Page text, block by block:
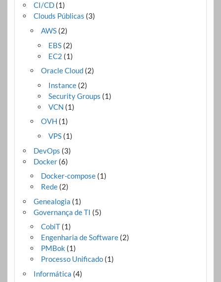
CI/CD(1)
Clouds Públicas (3)
AWS(2)
EBS (2)
EC2 (1)
Oracle Cloud(2)
Instance (2)
Security Groups (1)
VCN (1)
OVH (1)
VPS (1)
DevOps (3)
Docker(6)
Docker-compose(1)
Rede(2)
Genealogia (1)
Governança de TI (5)
CobiT(1)
Engenharia de Software(2)
PMBok (1)
Processo Unificado(1)
Informática (4)